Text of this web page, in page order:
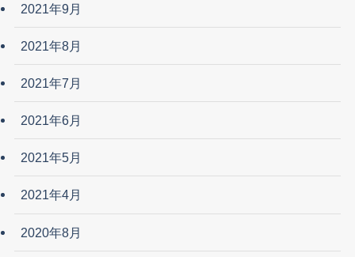
2021年9月
2021年8月
2021年7月
2021年6月
2021年5月
2021年4月
2020年8月